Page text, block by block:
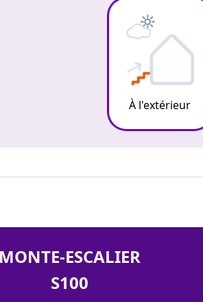
À l'extérieur
MONTE-ESCALIER
S100